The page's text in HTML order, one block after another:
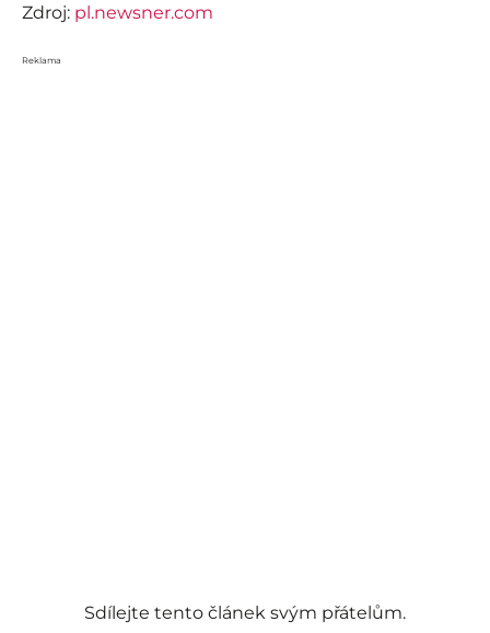
Zdroj: pl.newsner.com
Reklama
Sdílejte tento článek svým přátelům.